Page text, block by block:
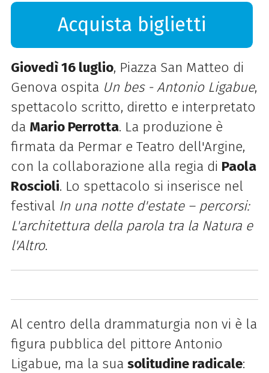
Acquista biglietti
Giovedì 16 luglio, Piazza San Matteo di
Genova ospita Un bes - Antonio Ligabue,
spettacolo scritto, diretto e interpretato
da Mario Perrotta. La produzione è
firmata da Permar e Teatro dell'Argine,
con la collaborazione alla regia di Paola
Roscioli. Lo spettacolo si inserisce nel
festival In una notte d'estate – percorsi:
L'architettura della parola tra la Natura e
l'Altro.
Al centro della drammaturgia non vi è la
figura pubblica del pittore Antonio
Ligabue, ma la sua solitudine radicale: